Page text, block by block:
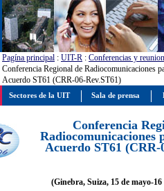
Pagína principal : UIT-R : Conferencias y
Conferencia Regional de Radiocomunicaciones
Acuerdo ST61 (CRR-06-Rev.ST61)
Conferencia
Radiocomunicaciones
Acuerdo ST61 (CRR-
(Ginebra, Suiza, 15 de mayo-
Sectores de la UIT Sala de prensa